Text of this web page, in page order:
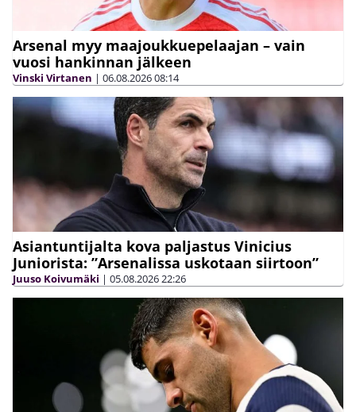
Arsenal myy maajoukkuepelaajan – vain
vuosi hankinnan jälkeen
Vinski Virtanen | 06.08.202608:14
Asiantuntijalta kova paljastus Vinicius
Juniorista: ”Arsenalissa uskotaan siirtoon”
Juuso Koivumäki | 05.08.202622:26